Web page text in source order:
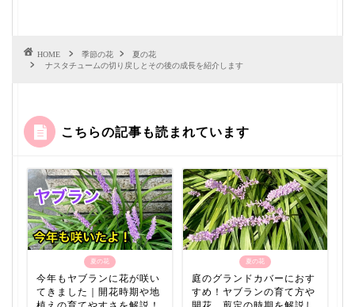
HOME 季節の花
夏の花
ナスタチュームの切り戻しとその後の成長を紹介します
こちらの記事も読まれています
夏の花
今年もヤブランに花が咲い
てきました｜開花時期や地
夏の花
庭のグランドカバーにおす
すめ！ヤブランの育て方や